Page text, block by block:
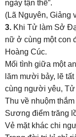
ngày tận thế”.
(Lã Nguyên, Giảng
3. Khi Tử làm Sở
nữ ở cùng một con
Hoàng Cúc.
Mối tình giữa một
lăm mười bảy, lẽ
cùng người yêu, Tử
Thu về nhuộm
Sương điểm trăng
Vẻ mặt khác chi